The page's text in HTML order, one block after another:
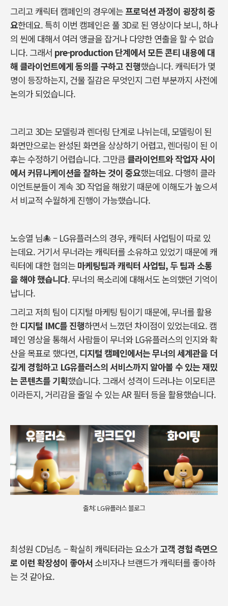
그리고 캐릭터 캠페인의 경우에는프로덕션과정이 굉장히 중
요한데요. 특히 이번 캠페인은풀 3D로된 영상이다보니,하나
의 씬에 대해서 여러 앵글을 잡거나 다양한 연출을 할수 없습
니다. 그래서 pre-production 단계에서모든콘티 내용에 대
해클라이언트에게동의를 구하고 진행했습니다. 캐릭터가 몇
명이 등장하는지, 건물 질감은무엇인지 그런 부분까지 사전에
논의가 되었습니다.
그리고 3D는모델링과 렌더링 단계로 나뉘는데,모델링이 된
화면만으로는 완성된 화면을 상상하기 어렵고, 렌더링이 된 이
후는수정하기 어렵습니다. 그만큼클라이언트와작업자사이
에서 커뮤니케이션을잘하는 것이 중요했는데요. 다행히 클라
이언트분들이 계속 3D 작업을해왔기 때문에 이해도가높으셔
서 비교적 수월하게 진행이 가능했습니다.
노승열 님🐙 – LG유플러스의 경우, 캐릭터 사업팀이 따로 있
는데요. 거기서 무너라는 캐릭터를소유하고 있었기 때문에 캐
릭터에 대한 협의는 마케팅팀과캐릭터 사업팀, 두 팀과 소통
을해야했습니다.무너의 목소리에 대해서도논의했던 기억이
납니다.
그리고 저희 팀이 디지털 마케팅 팀이기 때문에,무너를 활용
한 디지털 IMC를 진행하면서 느꼈던 차이점이 있었는데요. 캠
페인 영상을통해서 사람들이 무너와 LG유플러스의 인지와 확
산을목표로했다면, 디지털 캠페인에서는무너의세계관을 더
깊게 경험하고 LG유플러스의서비스까지 알아볼 수 있는재밌
는콘텐츠를 기획했습니다. 그래서 성격이 드러나는 이모티콘
이라든지, 거리감을줄일 수 있는AR 필터 등을 활용했습니다.
출처: LG유플러스 블로그
최성원 CD님💪 –확실히 캐릭터라는요소가고객 경험측면으
로 이런확장성이 좋아서소비자나 브랜드가 캐릭터를좋아하
는 것 같아요.